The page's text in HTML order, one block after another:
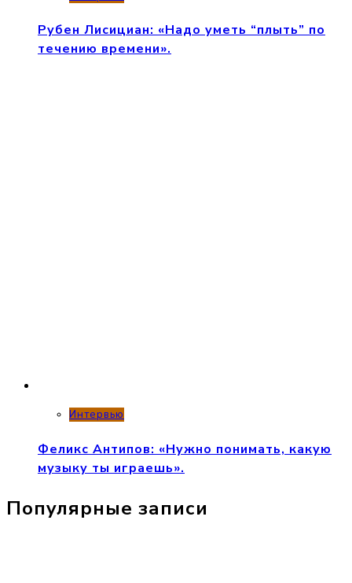
Рубен Лисициан: «Надо уметь “плыть” по
течению времени».
Интервью
Феликс Антипов: «Нужно понимать, какую
музыку ты играешь».
Популярные записи